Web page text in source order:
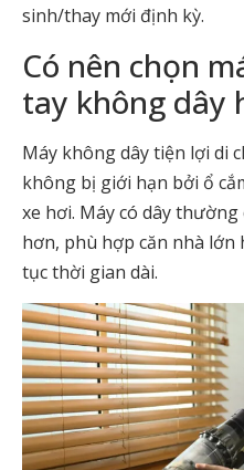
sinh/thay mới định kỳ.
Có nên chọn
tay không dây
Máy không dây tiện lợi di
không bị giới hạn bởi ổ
xe hơi. Máy có dây
hơn, phù hợp căn nhà lớn
tục thời gian dài.